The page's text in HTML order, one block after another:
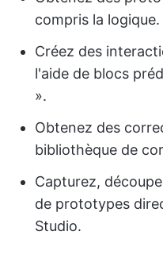
compris la logique.
Créez des
l'aide de blocs
».
Obtenez des
bibliothèque de
Capturez,
de prototypes
Studio.